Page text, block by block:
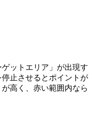
ットエリア」が出現す
止させるとポイントが
高く、赤い範囲内なら